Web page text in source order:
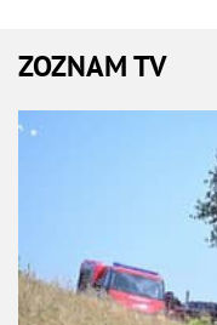
ZOZNAM TV